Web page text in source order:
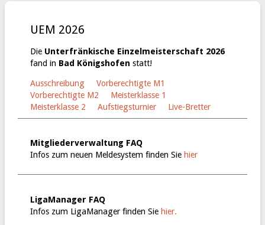
UEM 2026
Die Unterfränkische Einzelmeisterschaft 2026
fand in Bad Königshofen statt!
Ausschreibung
Vorberechtigte M1
Vorberechtigte M2
Meisterklasse 1
Meisterklasse 2
Aufstiegsturnier Live-Bretter
Mitgliederverwaltung FAQ
Infos zum neuen Meldesystem finden Sie hier
LigaManager FAQ
Infos zum LigaManager finden Sie hier.